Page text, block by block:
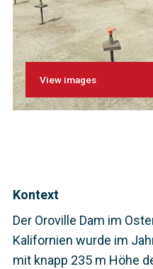
View images
Kontext
Der Oroville Dam im
Kalifornien wurde im
mit knapp 235 m Höhe